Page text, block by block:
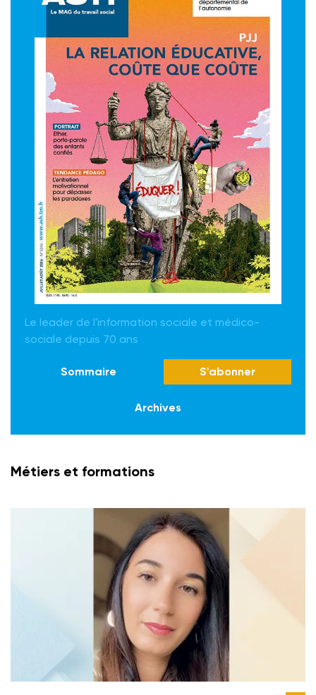
Le leader de l'information sociale et médico-
sociale depuis 70 ans
Sommaire S'abonner
Archives
Métiers et formations